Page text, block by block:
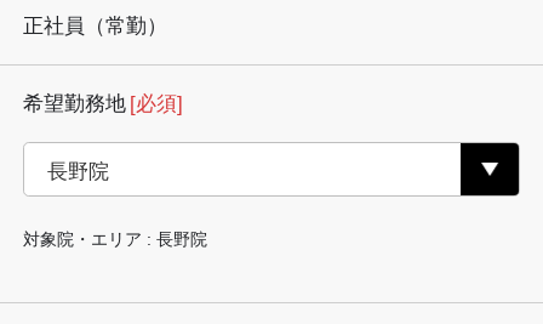
正社員（常勤）
希望勤務地 [必須]
対象院・エリア : 長野院